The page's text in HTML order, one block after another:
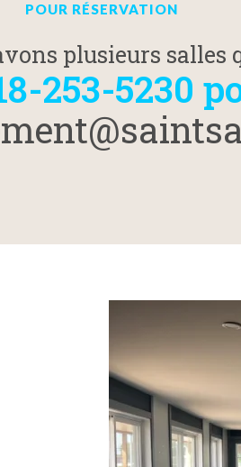
POUR RÉSERVATION
plusieurs
253-5230